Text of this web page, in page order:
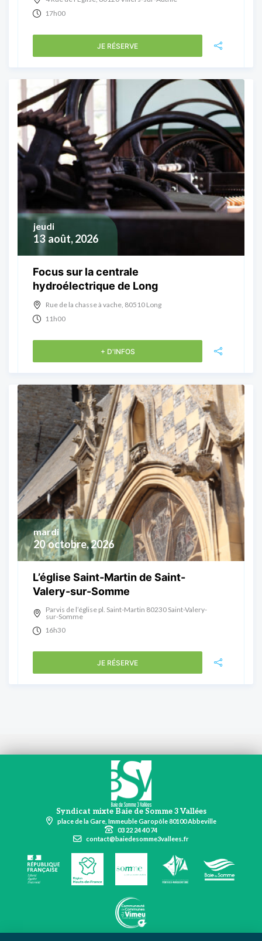
17h00
JE RÉSERVE
13 août, 2026
jeudi
Focus sur la centrale
hydroélectrique de Long
Rue de la chasse à vache, 80510 Long
11h00
+ D'INFOS
20 octobre, 2026
mardi
L’église Saint-Martin de Saint-
Valery-sur-Somme
Parvis de l’église pl. Saint-Martin 80230 Saint-Valery-
sur-Somme
16h30
JE RÉSERVE
Syndicat mixte Baie de Somme 3 Vallées
place de la Gare, Immeuble Garopôle 80100 Abbeville
03 22 24 40 74
contact@baiedesomme3vallees.fr